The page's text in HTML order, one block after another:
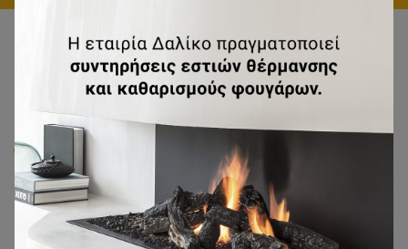
Ιδρυτής
Νίκος Κόσης